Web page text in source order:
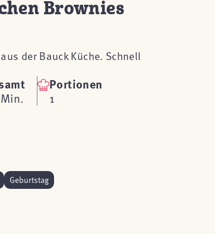
Brownies
der Bauck Küche. Schnell
Portionen
1
Geburtstag